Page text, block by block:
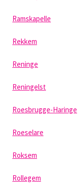
Ramskapelle
Rekkem
Reninge
Reningelst
Roesbrugge-Haringe
Roeselare
Roksem
Rollegem